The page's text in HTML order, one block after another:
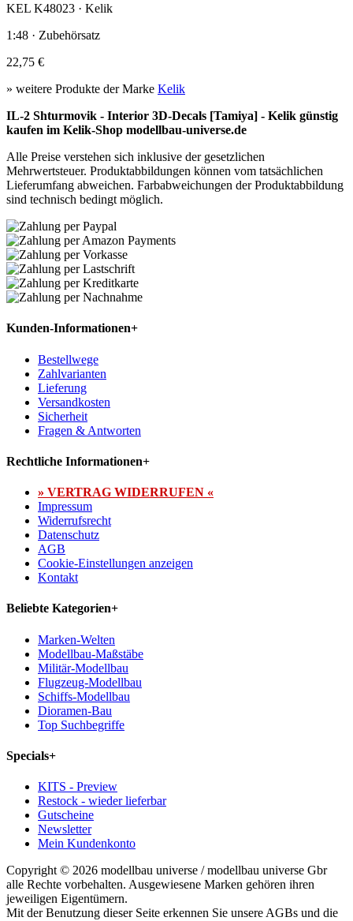
KEL K48023 · Kelik
1:48 · Zubehörsatz
22,75 €
» weitere Produkte der Marke Kelik
IL-2 Shturmovik - Interior 3D-Decals [Tamiya] - Kelik günstig
kaufen im Kelik-Shop modellbau-universe.de
Alle Preise verstehen sich inklusive der gesetzlichen
Mehrwertsteuer. Produktabbildungen können vom tatsächlichen
Lieferumfang abweichen. Farbabweichungen der Produktabbildung
sind technisch bedingt möglich.
Kunden-Informationen+
Bestellwege
Zahlvarianten
Lieferung
Versandkosten
Sicherheit
Fragen & Antworten
Rechtliche Informationen+
» VERTRAG WIDERRUFEN «
Impressum
Widerrufsrecht
Datenschutz
AGB
Cookie-Einstellungen anzeigen
Kontakt
Beliebte Kategorien+
Marken-Welten
Modellbau-Maßstäbe
Militär-Modellbau
Flugzeug-Modellbau
Schiffs-Modellbau
Dioramen-Bau
Top Suchbegriffe
Specials+
KITS - Preview
Restock - wieder lieferbar
Gutscheine
Newsletter
Mein Kundenkonto
Copyright © 2026 modellbau universe / modellbau universe Gbr
alle Rechte vorbehalten. Ausgewiesene Marken gehören ihren
jeweiligen Eigentümern.
Mit der Benutzung dieser Seite erkennen Sie unsere AGBs und die